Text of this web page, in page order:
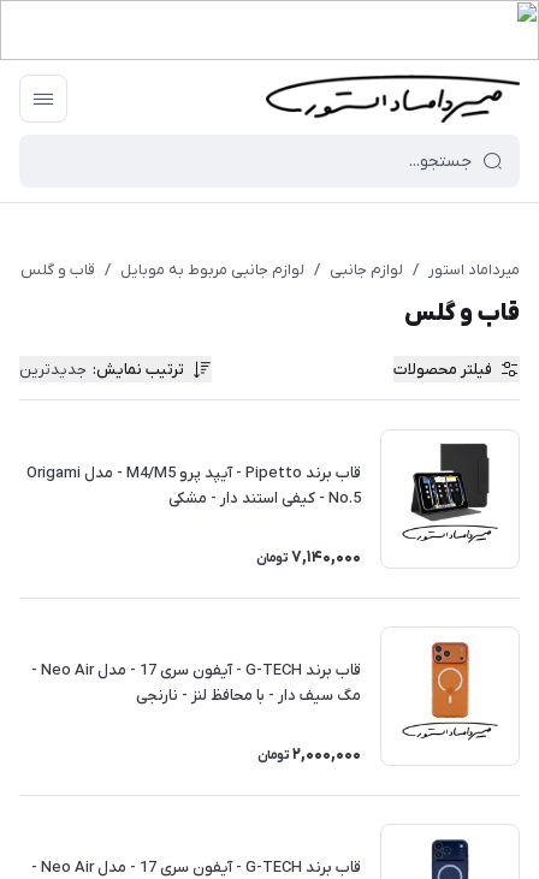
میرداماد استور / لوازم جانبی / لوازم جانبی مربوط به موبایل / قاب و گلس
قاب و گلس
فیلتر محصولات ترتیب نمایش: جدیدترین
قاب برند Pipetto - آیپد پرو M4/M5 - مدل Origami
No.5 - کیفی استند دار - مشکی
7,140,000 تومان
قاب برند G-TECH - آیفون سری 17 - مدل Neo Air -
مگ سیف دار - با محافظ لنز - نارنجی
2,000,000 تومان
قاب برند G-TECH - آیفون سری 17 - مدل Neo Air -